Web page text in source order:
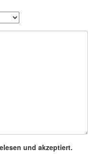
und akzeptiert.